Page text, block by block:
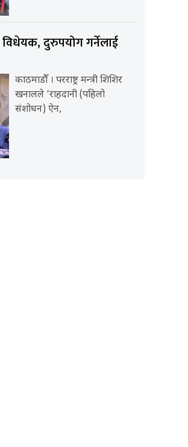
विधेयक, दुरुपयोग गर्नेलाई
काठमाडौँ । परराष्ट्र मन्त्री शिशिर
खनालले ‘राहदानी (पहिलो
संशोधन) ऐन,